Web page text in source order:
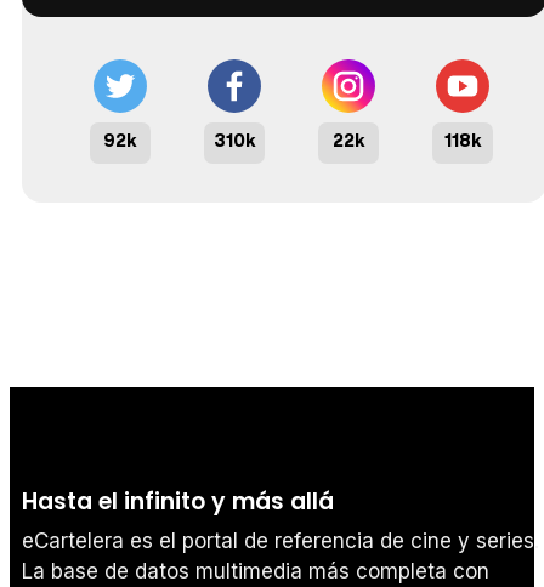
92k 310k 22k 118k
Hasta el infinito y más allá
eCartelera es el portal de referencia de cine y series.
La base de datos multimedia más completa con